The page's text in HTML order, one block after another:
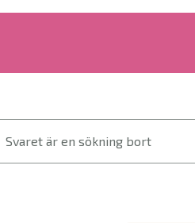
Svaret är en sökning bort